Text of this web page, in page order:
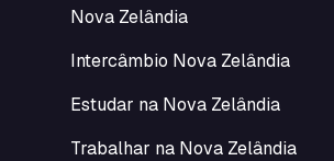
Nova Zelândia
Intercâmbio Nova Zelândia
Estudar na Nova Zelândia
Trabalhar na Nova Zelândia